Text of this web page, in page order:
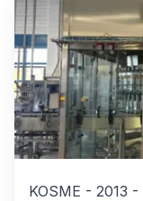
KOSME - 2013 -